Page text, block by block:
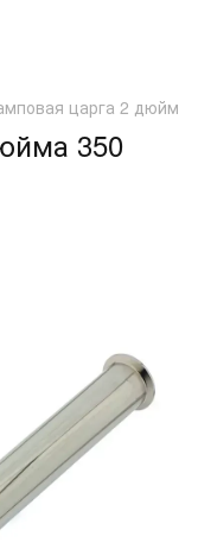
царга 2 дюйма
350